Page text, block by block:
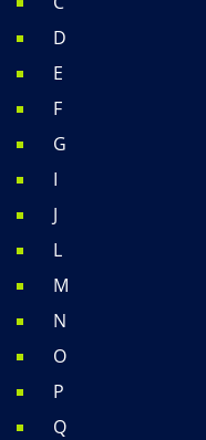
D
E
F
G
I
J
L
M
N
O
P
Q